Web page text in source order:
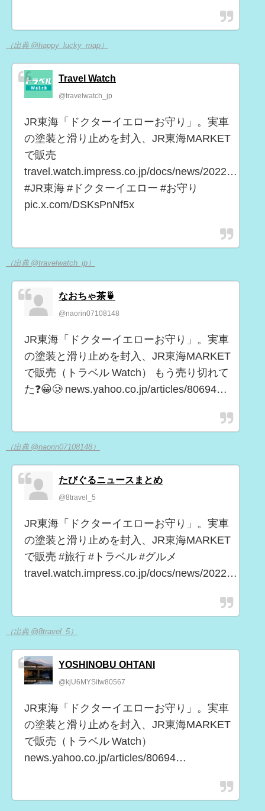
（出典 @happy_lucky_map）
Travel Watch
@travelwatch_jp
JR東海「ドクターイエローお守り」。実車
の塗装と滑り止めを封入、JR東海MARKET
で販売
travel.watch.impress.co.jp/docs/news/2022…
#JR東海 #ドクターイエロー #お守り
pic.x.com/DSKsPnNf5x
（出典 @travelwatch_jp）
なおちゃ茶🍵
@naorin07108148
JR東海「ドクターイエローお守り」。実車
の塗装と滑り止めを封入、JR東海MARKET
で販売（トラベル Watch） もう売り切れて
た❓😀🥲 news.yahoo.co.jp/articles/80694…
（出典 @naorin07108148）
たびぐるニュースまとめ
@8travel_5
JR東海「ドクターイエローお守り」。実車
の塗装と滑り止めを封入、JR東海MARKET
で販売 #旅行 #トラベル #グルメ
travel.watch.impress.co.jp/docs/news/2022…
（出典 @8travel_5）
YOSHINOBU OHTANI
@kjU6MYSitw80567
JR東海「ドクターイエローお守り」。実車
の塗装と滑り止めを封入、JR東海MARKET
で販売（トラベル Watch）
news.yahoo.co.jp/articles/80694…